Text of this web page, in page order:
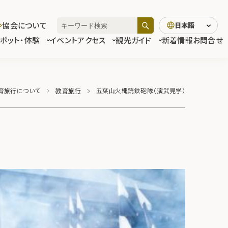
ット・体験 イベントアクセス 観光ガイド 新着情報お問合せ
協会について 日本語
旅行について 教育旅行 五葉山火縄銃鉄砲隊（演武見学）